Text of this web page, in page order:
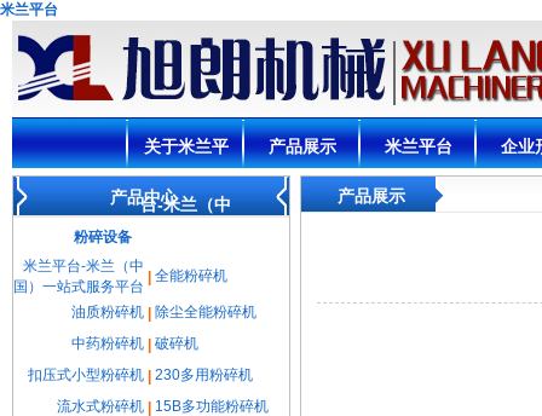
米兰平台
关于米兰平
台-米兰（中
服务平台
产品展示 米兰平台 企业
产品中心
粉碎设备
米兰平台-米兰（中
国）一站式服务平台
全能粉碎机
油质粉碎机
除尘全能粉碎机
中药粉碎机
破碎机
扣压式小型粉碎机
230多用粉碎机
流水式粉碎机
15B多功能粉碎机
产品展示